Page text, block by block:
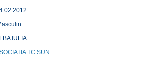
IULIA
TC SUN